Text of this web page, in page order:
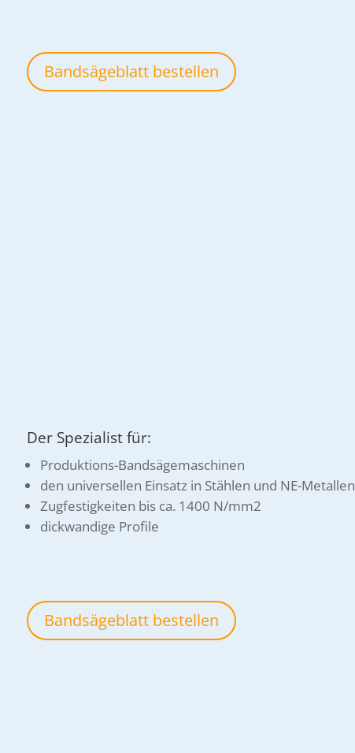
Bandsägeblatt bestellen
Der Spezialist für:
Produktions-Bandsägemaschinen
den universellen Einsatz in Stählen und NE-Metallen
Zugfestigkeiten bis ca. 1400 N/mm2
dickwandige Profile
Bandsägeblatt bestellen